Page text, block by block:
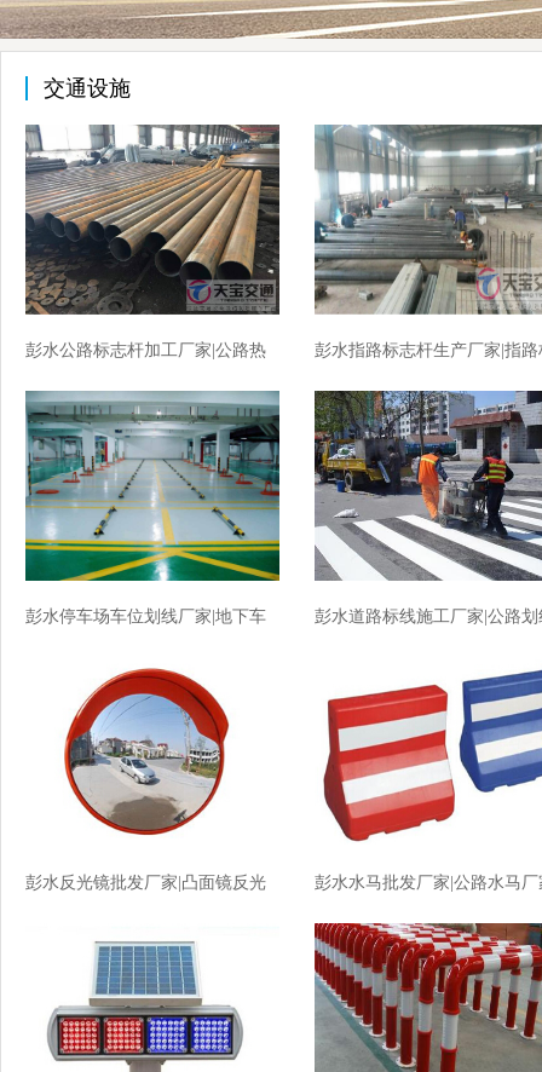
交通设施
彭水公路标志杆加工厂家|公路热
彭水指路标志杆生产厂家|指路
彭水停车场车位划线厂家|地下车
彭水道路标线施工厂家|公路划
彭水反光镜批发厂家|凸面镜反光
彭水水马批发厂家|公路水马厂